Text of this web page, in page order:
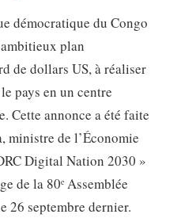
démocratique du Congo
plan
de dollars US, à réaliser
pays en un centre
Cette annonce a été faite
ministre de l’Économie
Digital Nation 2030 »
de la 80ᵉ Assemblée
26 septembre dernier.